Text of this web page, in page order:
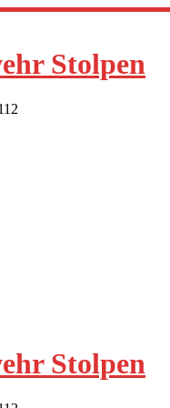
Stolpen
…
Stolpen